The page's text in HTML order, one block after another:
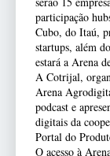
participação
Cubo, do Itaú,
startups, além
estará a Arena
A Cotrijal,
Arena
podcast e
digitais da
Portal do
O acesso à